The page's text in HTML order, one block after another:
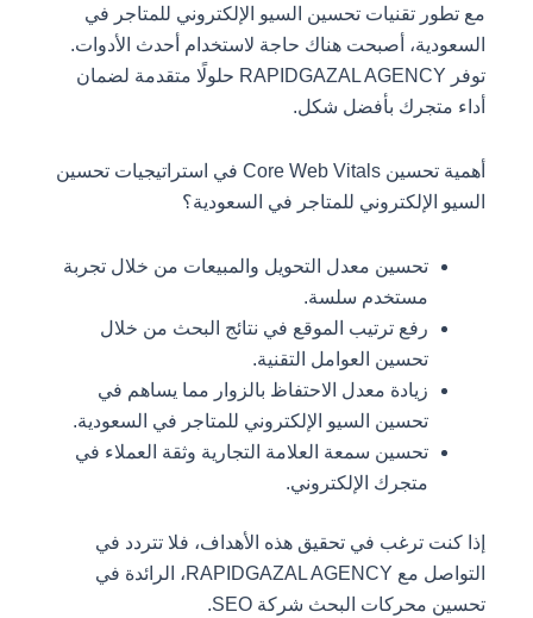
مع تطور تقنيات تحسين السيو الإلكتروني للمتاجر في
السعودية، أصبحت هناك حاجة لاستخدام أحدث الأدوات.
توفر RAPIDGAZAL AGENCY حلولًا متقدمة لضمان
أداء متجرك بأفضل شكل.
أهمية تحسين Core Web Vitals في استراتيجيات تحسين
السيو الإلكتروني للمتاجر في السعودية؟
تحسين معدل التحويل والمبيعات من خلال تجربة
مستخدم سلسة.
رفع ترتيب الموقع في نتائج البحث من خلال
تحسين العوامل التقنية.
زيادة معدل الاحتفاظ بالزوار مما يساهم في
تحسين السيو الإلكتروني للمتاجر في السعودية.
تحسين سمعة العلامة التجارية وثقة العملاء في
متجرك الإلكتروني.
إذا كنت ترغب في تحقيق هذه الأهداف، فلا تتردد في
التواصل مع RAPIDGAZAL AGENCY، الرائدة في
تحسين محركات البحث شركة SEO.